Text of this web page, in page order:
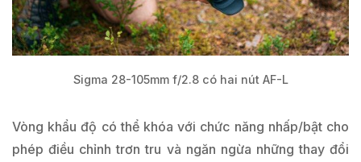
Sigma 28-105mm f/2.8 có hai nút AF-L
Vòng khẩu độ có thể khóa với chức năng nhấp/bật cho
phép điều chỉnh trơn tru và ngăn ngừa những thay đổi